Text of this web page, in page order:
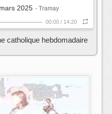
2025 - Tramay
00:00 / 14:20
catholique hebdomadaire